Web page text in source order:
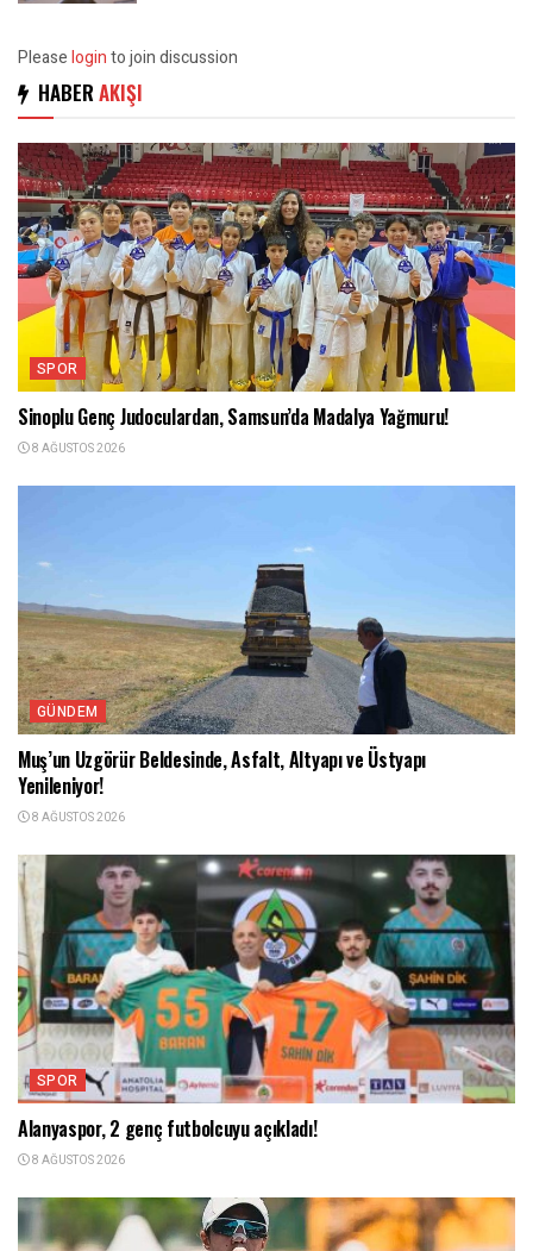
Pleaseloginto join discussion
HABER AKIŞI
SPOR
Sinoplu Genç Judoculardan, Samsun’da Madalya Yağmuru!
8 AĞUSTOS 2026
GÜNDEM
Muş’un Uzgörür Beldesinde, Asfalt, Altyapı ve Üstyapı
Yenileniyor!
8 AĞUSTOS 2026
SPOR
Alanyaspor, 2 genç futbolcuyu açıkladı!
8 AĞUSTOS 2026